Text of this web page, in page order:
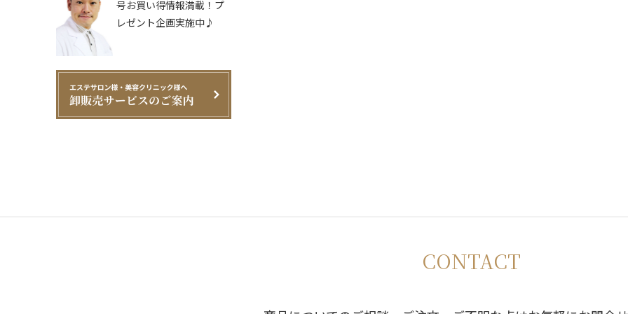
号お買い得情報満載！プ
レゼント企画実施中♪
CONTACT